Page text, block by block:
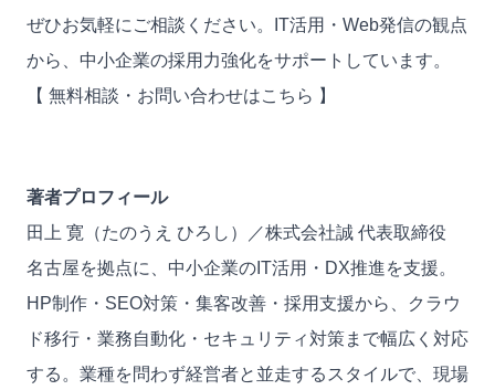
ぜひお気軽にご相談ください。IT活用・Web発信の観点
から、中小企業の採用力強化をサポートしています。
【 無料相談・お問い合わせはこちら 】
著者プロフィール
田上 寛（たのうえ ひろし）／株式会社誠 代表取締役
名古屋を拠点に、中小企業のIT活用・DX推進を支援。
HP制作・SEO対策・集客改善・採用支援から、クラウ
ド移行・業務自動化・セキュリティ対策まで幅広く対応
する。業種を問わず経営者と並走するスタイルで、現場